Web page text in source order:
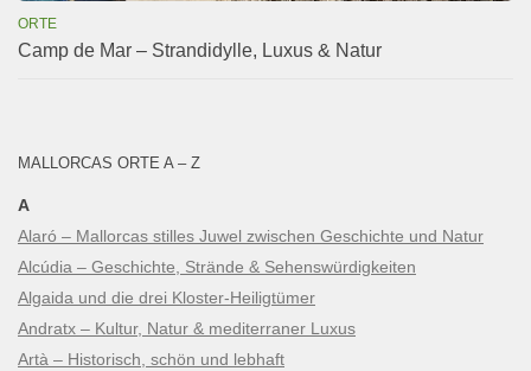
ORTE
Camp de Mar – Strandidylle, Luxus & Natur
MALLORCAS ORTE A – Z
A
Alaró – Mallorcas stilles Juwel zwischen Geschichte und Natur
Alcúdia – Geschichte, Strände & Sehenswürdigkeiten
Algaida und die drei Kloster-Heiligtümer
Andratx – Kultur, Natur & mediterraner Luxus
Artà – Historisch, schön und lebhaft